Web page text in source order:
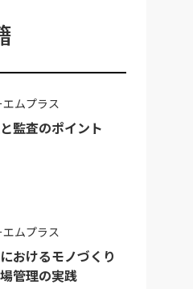
ムプラス
監査のポイント
ムプラス
おけるモノづくり
管理の実践